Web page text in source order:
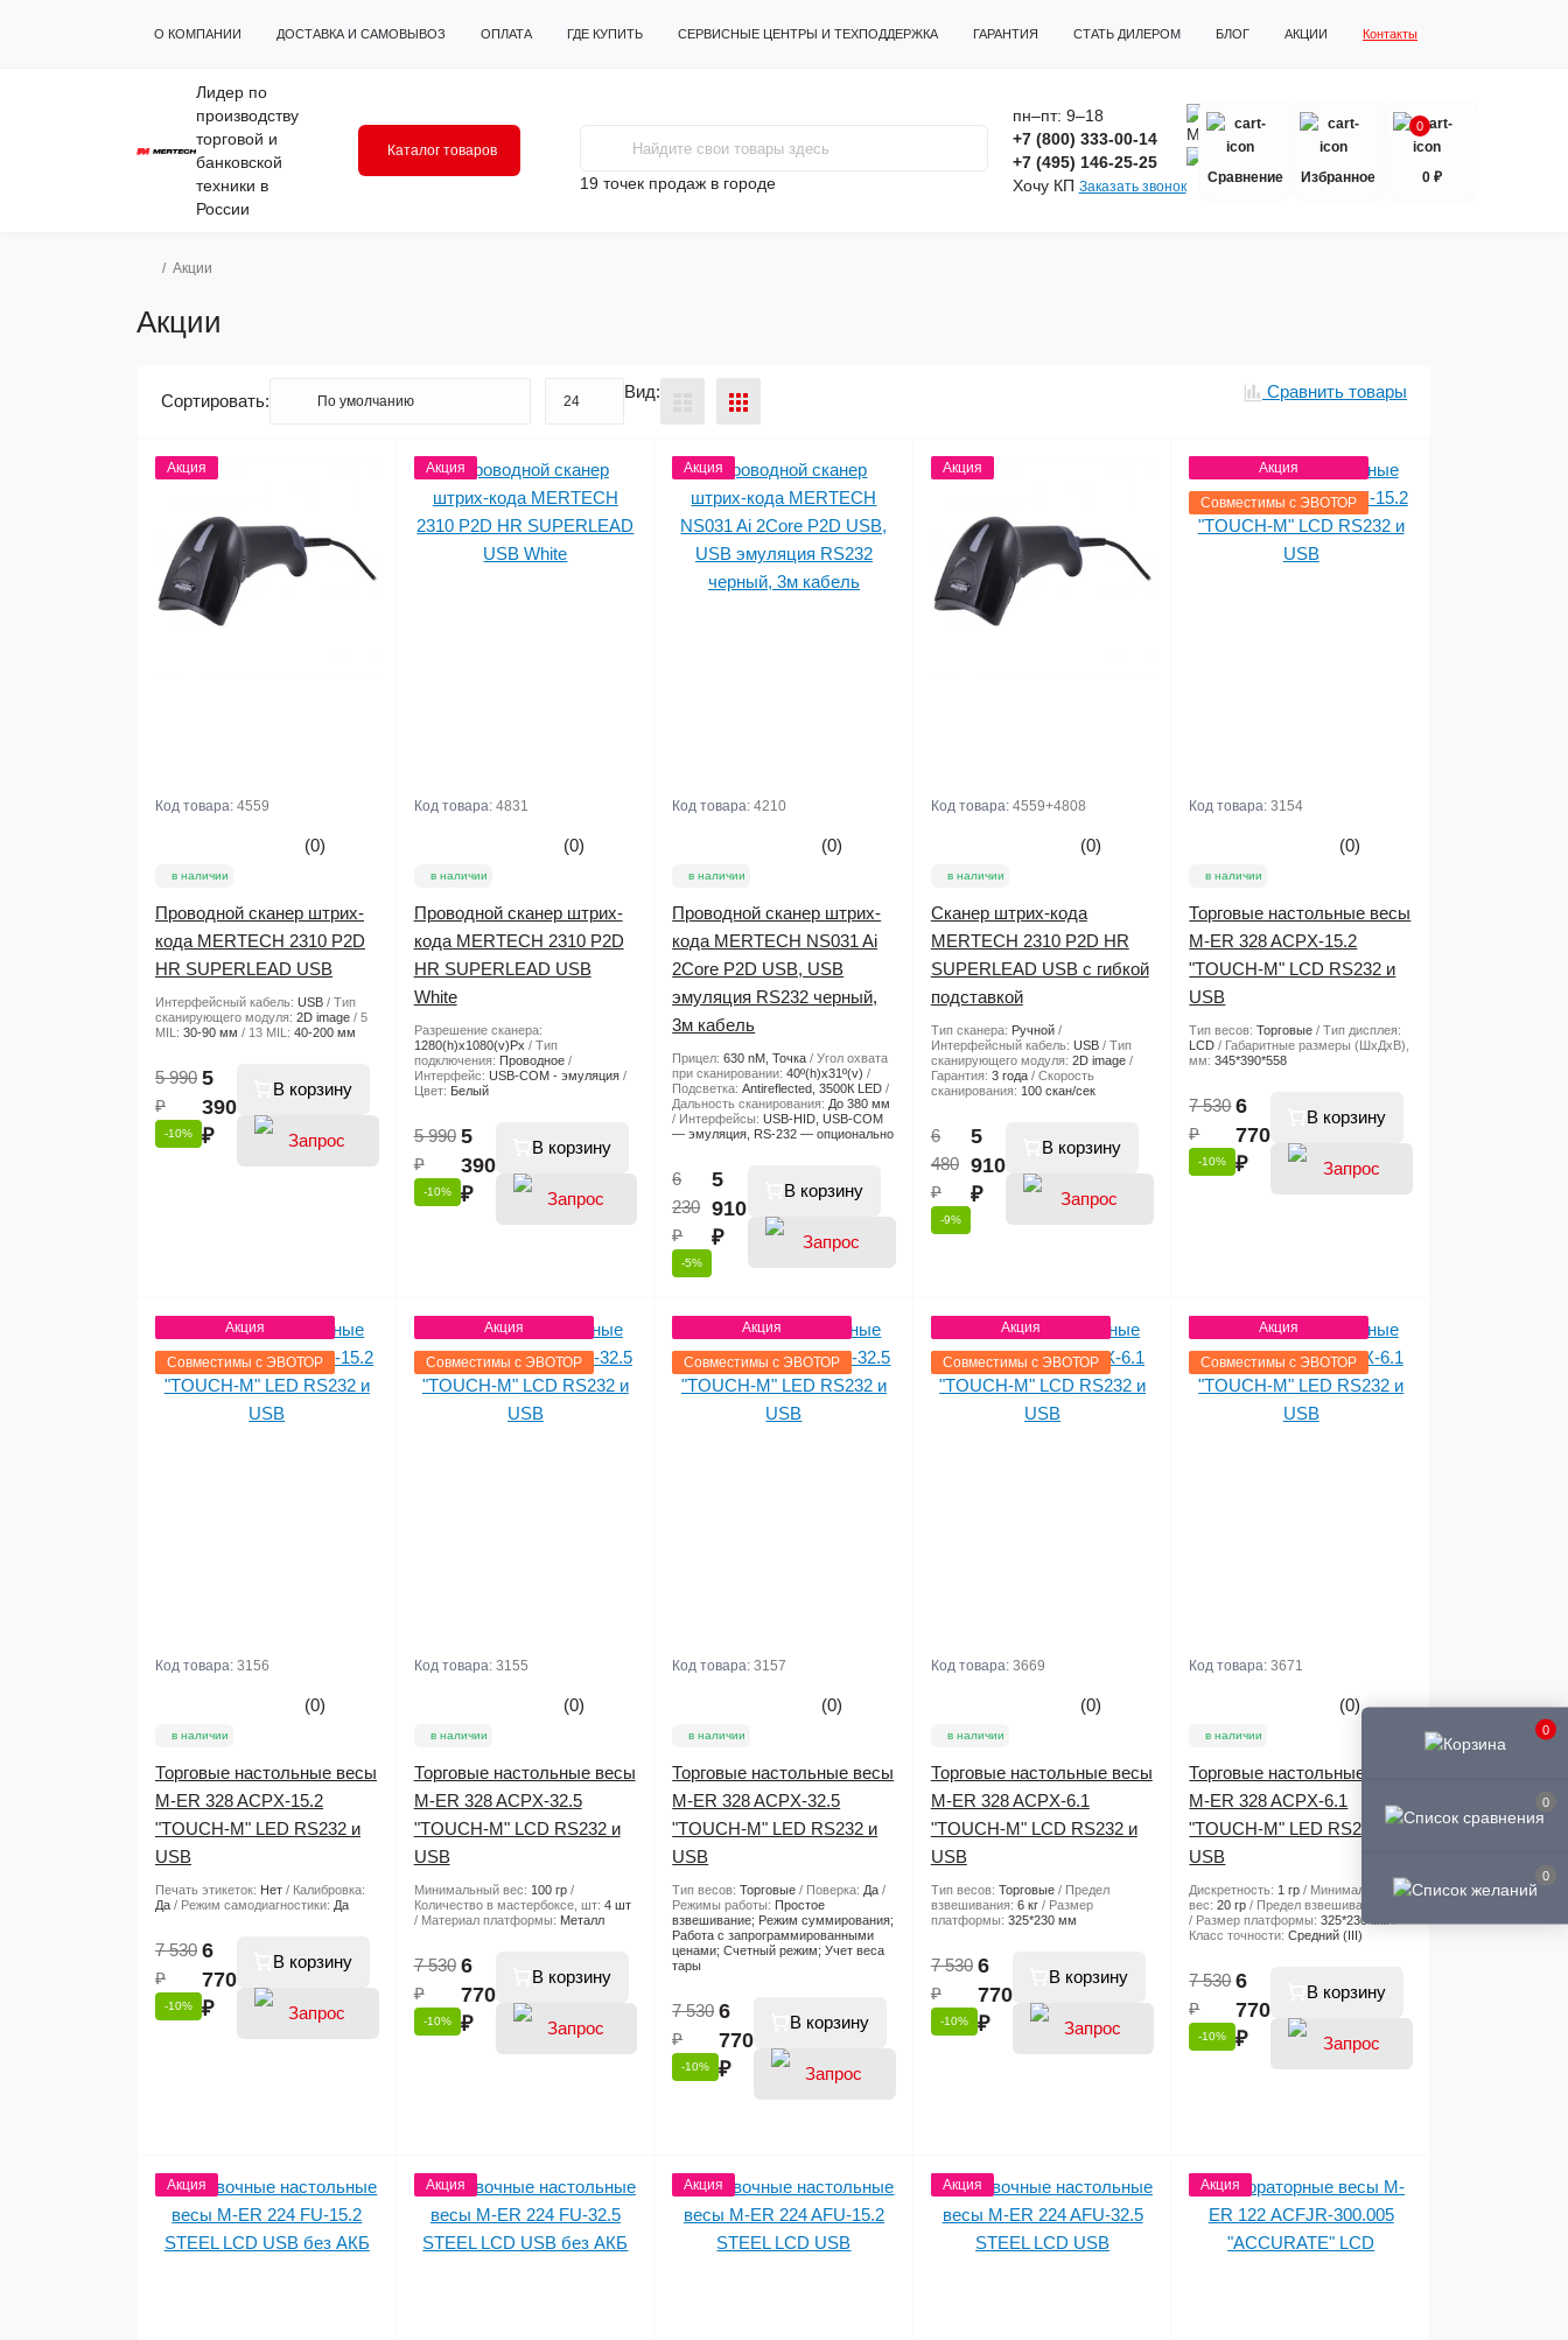
0
0
0
О КОМПАНИИ ДОСТАВКА И САМОВЫВОЗ ОПЛАТА ГДЕ КУПИТЬ СЕРВИСНЫЕ ЦЕНТРЫ И ТЕХПОДДЕРЖКА ГАРАНТИЯ СТАТЬ ДИЛЕРОМ БЛОГ АКЦИИ Контакты
Лидер по
производству
торговой и
банковской
техники в
России
Каталог товаров
19 точек продаж в городе
пн–пт: 9–18
+7 (800) 333-00-14
+7 (495) 146-25-25
Хочу КП Заказать звонок
Сравнение Избранное
0
0 ₽
Акции
Акции
Сортировать: Вид: Сравнить товары
Акция
Код товара: 4559
(0)
в наличии
Проводной сканер штрих-
кода MERTECH 2310 P2D
HR SUPERLEAD USB
Интерфейсный кабель: USB
Тип
сканирующего модуля: 2D image
5
MIL: 30-90 мм 13 MIL: 40-200 мм
5 990
₽
-10%
5
390
₽
В корзину
Акция
Код товара: 4831
(0)
в наличии
Проводной сканер штрих-
кода MERTECH 2310 P2D
HR SUPERLEAD USB
White
Разрешение сканера:
1280(h)х1080(v)Px
Тип
подключения: Проводное
Интерфейс: USB-COM - эмуляция
Цвет: Белый
5 990
₽
-10%
5
390
₽
В корзину
цены
Акция
Код товара:4210
(0)
в наличии
Проводной сканер штрих-
кода MERTECH NS031 Ai
2Core P2D USB, USB
эмуляция RS232 черный,
3м кабель
Прицел:630 nM, Точка
Угол охвата
при сканировании:40º(h)x31º(v)
Подсветка:Antireflected, 3500К LED
Дальность сканирования: До 380 мм
Интерфейсы:USB-HID, USB-COM
— эмуляция, RS-232 — опционально
6
230
₽
-5%
5
910
₽
В корзину
цены
Акция
Код товара: 4559+4808
(0)
в наличии
Сканер штрих-кода
MERTECH 2310 P2D HR
SUPERLEAD USB с гибкой
подставкой
Тип сканера: Ручной
Интерфейсный кабель: USB
Тип
сканирующего модуля: 2D image
Гарантия: 3 года
Скорость
сканирования: 100 скан/сек
6
480
₽
-9%
5
910
₽
В корзину
Акция
Совместимы с ЭВОТОР
Код товара:3154
(0)
в наличии
Торговые настольные весы
M-ER 328 ACPX-15.2
"TOUCH-M" LCD RS232 и
USB
Тип весов:Торговые
Тип дисплея:
LCD
Габаритные размеры (ШхДхВ),
мм:345*390*558
7 530
₽
-10%
6
770
₽
В корзину
цены
Акция
Совместимы с ЭВОТОР
Код товара: 3156
(0)
в наличии
Торговые настольные весы
M-ER 328 ACPX-15.2
"TOUCH-M" LED RS232 и
USB
Печать этикеток: Нет
Калибровка:
Да
Режим самодиагностики: Да
7 530
₽
-10%
6
770
₽
В корзину
Акция
Совместимы с ЭВОТОР
Код товара: 3155
(0)
в наличии
Торговые настольные весы
M-ER 328 ACPX-32.5
"TOUCH-M" LCD RS232 и
USB
Минимальный вес: 100 гр
Количество в мастербоксе, шт: 4 шт
Материал платформы: Металл
7 530
₽
-10%
6
770
₽
В корзину
цены
Акция
Совместимы с ЭВОТОР
Код товара:3157
(0)
в наличии
Торговые настольные весы
M-ER 328 ACPX-32.5
"TOUCH-M" LED RS232 и
USB
Тип весов:Торговые Поверка: Да
Режимы работы: Простое
взвешивание; Режим суммирования;
Работа с запрограммированными
ценами; Счетный режим; Учет веса
тары
7 530
₽
-10%
6
770
₽
В корзину
цены
Акция
Совместимы с ЭВОТОР
Код товара: 3669
(0)
в наличии
Торговые настольные весы
M-ER 328 ACPX-6.1
"TOUCH-M" LCD RS232 и
USB
Тип весов: Торговые
Предел
взвешивания: 6 кг
Размер
платформы: 325*230 мм
7 530
₽
-10%
6
770
₽
В корзину
цены
Акция
Совместимы с ЭВОТОР
Код товара:3671
(0)
в наличии
Торговые настольные весы
M-ER 328 ACPX-6.1
"TOUCH-M" LED RS232 и
USB
Дискретность: 1 гр
Минимальный
вес:20 гр Предел взвешивания:
Размер платформы:325*230 мм
Класс точности:Средний (III)
7 530
₽
-10%
6
770
₽
В корзину
цены
Акция Акция Акция Акция Акция